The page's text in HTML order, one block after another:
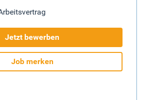
Jetzt bewerben
Job merken